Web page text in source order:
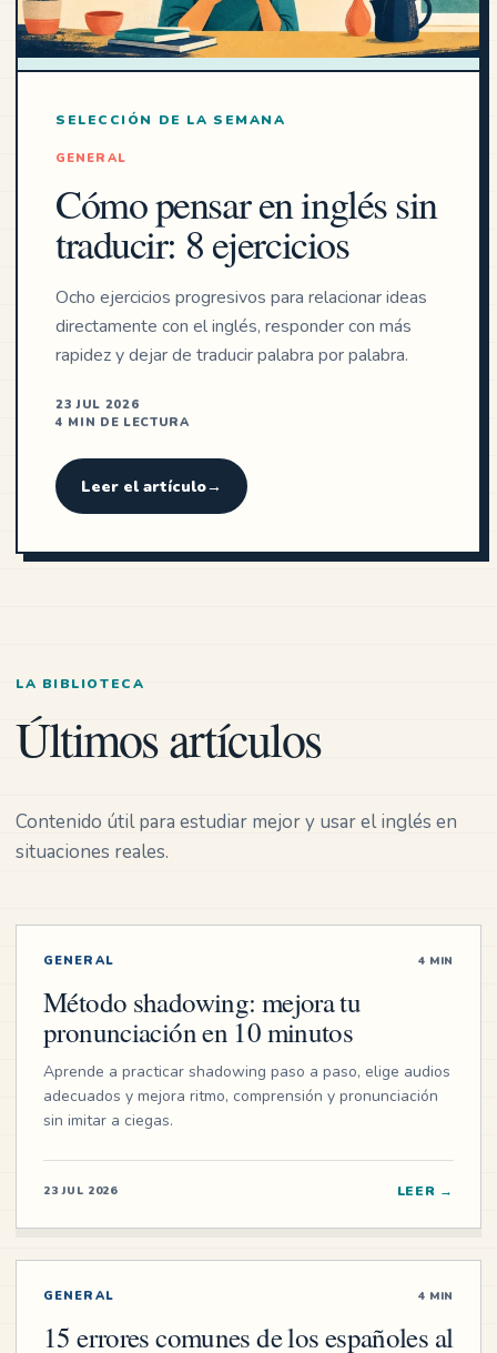
SELECCIÓN DE LA SEMANA
GENERAL
Cómo pensar en inglés sin
traducir: 8 ejercicios
Ocho ejercicios progresivos para relacionar ideas
directamente con el inglés, responder con más
rapidez y dejar de traducir palabra por palabra.
23 JUL 2026
4 MIN DE LECTURA
Leer el artículo→
LA BIBLIOTECA
Últimos artículos
Contenido útil para estudiar mejor y usar el inglés en
situaciones reales.
GENERAL 4 MIN
Método shadowing: mejora tu
pronunciación en 10 minutos
Aprende a practicar shadowing paso a paso, elige audios
adecuados y mejora ritmo, comprensión y pronunciación
sin imitar a ciegas.
23 JUL 2026 LEER →
GENERAL 4 MIN
15 errores comunes de los españoles al